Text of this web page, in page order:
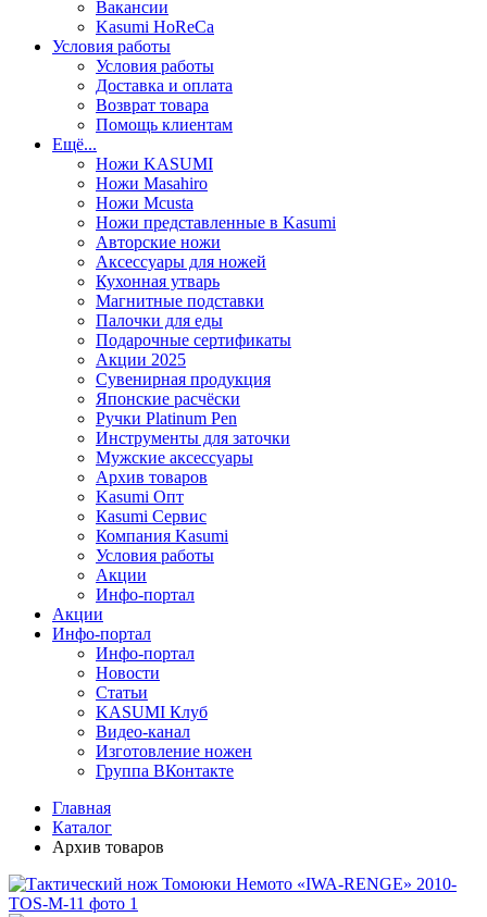
Вакансии
Kasumi HoReCa
Условия работы
Условия работы
Доставка и оплата
Возврат товара
Помощь клиентам
Ещё...
Ножи KASUMI
Ножи Masahiro
Ножи Mcusta
Ножи представленные в Kasumi
Авторские ножи
Аксессуары для ножей
Кухонная утварь
Магнитные подставки
Палочки для еды
Подарочные сертификаты
Акции 2025
Сувенирная продукция
Японские расчёски
Ручки Platinum Pen
Инструменты для заточки
Мужские аксессуары
Архив товаров
Kasumi Опт
Кasumi Сервис
Компания Kasumi
Условия работы
Акции
Инфо-портал
Акции
Инфо-портал
Инфо-портал
Новости
Статьи
KASUMI Клуб
Видео-канал
Изготовление ножен
Группа ВКонтакте
Главная
Каталог
Архив товаров